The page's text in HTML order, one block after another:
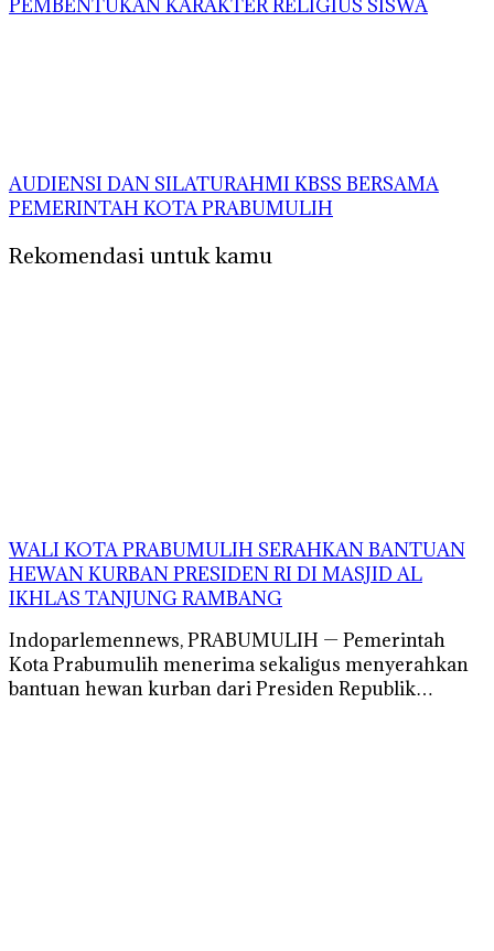
PEMBENTUKAN KARAKTER RELIGIUS SISWA
AUDIENSI DAN SILATURAHMI KBSS BERSAMA
PEMERINTAH KOTA PRABUMULIH
Rekomendasi untuk kamu
WALI KOTA PRABUMULIH SERAHKAN BANTUAN
HEWAN KURBAN PRESIDEN RI DI MASJID AL
IKHLAS TANJUNG RAMBANG
Indoparlemennews, PRABUMULIH — Pemerintah
Kota Prabumulih menerima sekaligus menyerahkan
bantuan hewan kurban dari Presiden Republik…